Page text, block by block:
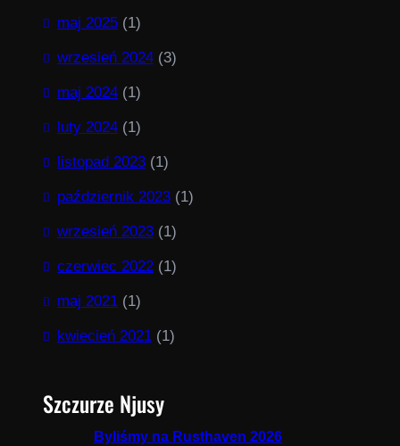
maj 2025 (1)
wrzesień 2024 (3)
maj 2024 (1)
luty 2024 (1)
listopad 2023 (1)
październik 2023 (1)
wrzesień 2023 (1)
czerwiec 2022 (1)
maj 2021 (1)
kwiecień 2021 (1)
Szczurze Njusy
Byliśmy na Rusthaven 2026